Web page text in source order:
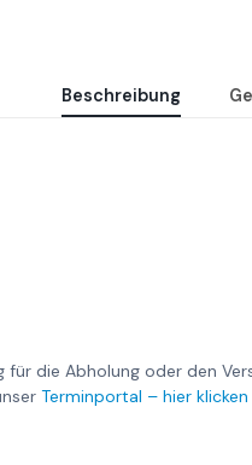
Beschreibung
die Abholung oder den
Terminportal – hier klicken